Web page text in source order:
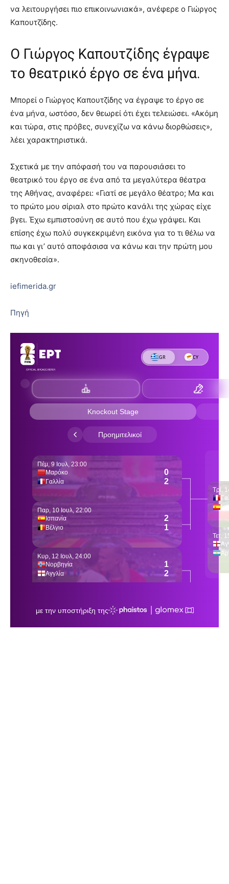
να λειτουργήσει πιο επικοινωνιακά», ανέφερε ο Γιώργος
Καπουτζίδης.
Ο Γιώργος Καπουτζίδης έγραψε
το θεατρικό έργο σε ένα μήνα.
Μπορεί ο Γιώργος Καπουτζίδης να έγραψε το έργο σε
ένα μήνα, ωστόσο, δεν θεωρεί ότι έχει τελειώσει. «Ακόμη
και τώρα, στις πρόβες, συνεχίζω να κάνω διορθώσεις»,
λέει χαρακτηριστικά.
Σχετικά με την απόφασή του να παρουσιάσει το
θεατρικό του έργο σε ένα από τα μεγαλύτερα θέατρα
της Αθήνας, αναφέρει: «Γιατί σε μεγάλο θέατρο; Μα και
το πρώτο μου σίριαλ στο πρώτο κανάλι της χώρας είχε
βγει. Έχω εμπιστοσύνη σε αυτό που έχω γράψει. Και
επίσης έχω πολύ συγκεκριμένη εικόνα για το τι θέλω να
πω και γι’ αυτό αποφάσισα να κάνω και την πρώτη μου
σκηνοθεσία».
iefimerida.gr
Πηγή